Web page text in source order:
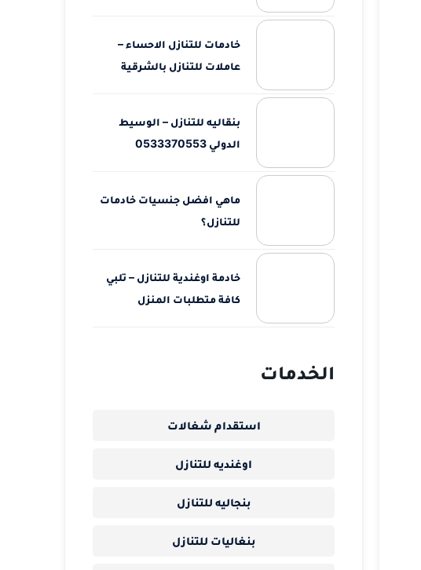
خادمات للتنازل الاحساء –
عاملات للتنازل بالشرقية
بنقاليه للتنازل – الوسيط
الدولي 0533370553
ماهي افضل جنسيات خادمات
للتنازل؟
خادمة اوغندية للتنازل – تلبي
كافة متطلبات المنزل
الخدمات
استقدام شغالات
اوغنديه للتنازل
بنجاليه للتنازل
بنغاليات للتنازل